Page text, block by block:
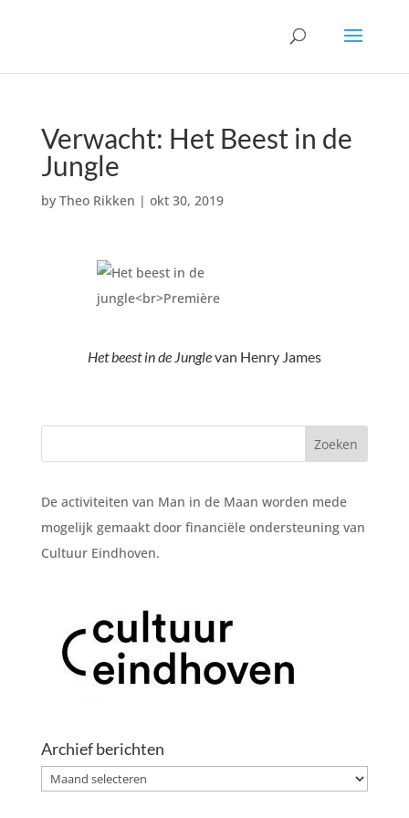
Verwacht: Het Beest in de
Jungle
by Theo Rikken | okt 30, 2019
Het beest in de Junglevan Henry James
De activiteiten van Man in de Maan worden mede
mogelijk gemaakt door financiële ondersteuning van
Cultuur Eindhoven.
Archief berichten
Archief